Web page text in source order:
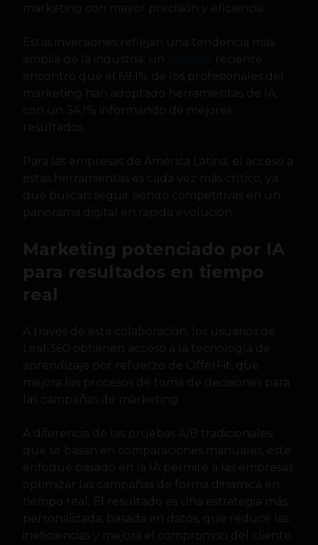
marketing con mayor precisión y eficiencia.
Estas inversiones reflejan una tendencia más
amplia de la industria: un
reciente
encontró que el 69,1% de los profesionales del
marketing han adoptado herramientas de IA,
con un 34,1% informando de mejores
resultados.
Para las empresas de América Latina, el acceso a
estas herramientas es cada vez más crítico, ya
que buscan seguir siendo competitivas en un
panorama digital en rápida evolución.
Marketing potenciado por IA
para resultados en tiempo
real
A través de esta colaboración, los usuarios de
Leal 360 obtienen acceso a la tecnología de
aprendizaje por refuerzo de OfferFit, que
mejora los procesos de toma de decisiones para
las campañas de marketing.
A diferencia de las pruebas A/B tradicionales,
que se basan en comparaciones manuales, este
enfoque basado en la IA permite a las empresas
optimizar las campañas de forma dinámica en
tiempo real. El resultado es una estrategia más
personalizada, basada en datos, que reduce las
ineficiencias y mejora el compromiso del cliente.